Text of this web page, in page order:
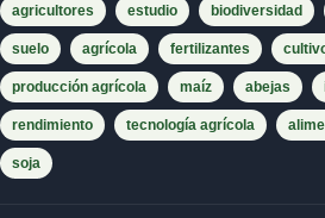
agricultores estudio biodiversidad
suelo agrícola fertilizantes
producción agrícola maíz abejas
rendimiento tecnología agrícola
soja